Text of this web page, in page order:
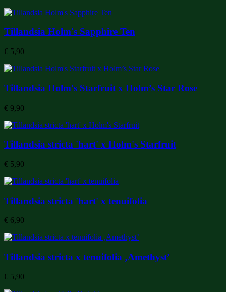
Tillandsia Holm's Sapphire Ten
€ 5,90
Tillandsia Holm's Starfruit x Holm’s Star Rose
€ 9,90
Tillandsia stricta 'hart' x Holm's Starfruit
€ 5,90
Tillandsia stricta 'hart' x tenuifolia
€ 6,90
Tillandsia stricta x tenuifolia ‚Amethyst’
€ 5,90